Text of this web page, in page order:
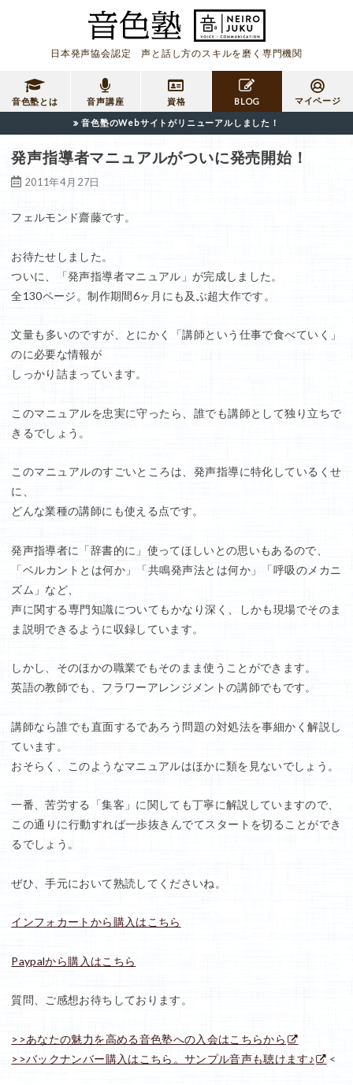
日本発声協会認定 声と話し方のスキルを磨く専門機関
音色塾とは 音声講座 資格 BLOG マイページ
音色塾のWebサイトがリニューアルしました！
発声指導者マニュアルがついに発売開始！
2011年4月27日
フェルモンド齋藤です。
お待たせしました。
ついに、「発声指導者マニュアル」が完成しました。
全130ページ。制作期間6ヶ月にも及ぶ超大作です。
文量も多いのですが、とにかく「講師という仕事で食べていく」
のに必要な情報が
しっかり詰まっています。
このマニュアルを忠実に守ったら、誰でも講師として独り立ちで
きるでしょう。
このマニュアルのすごいところは、発声指導に特化しているくせ
に、
どんな業種の講師にも使える点です。
発声指導者に「辞書的に」使ってほしいとの思いもあるので、
「ベルカントとは何か」「共鳴発声法とは何か」「呼吸のメカニ
ズム」など、
声に関する専門知識についてもかなり深く、しかも現場でそのま
ま説明できるように収録しています。
しかし、そのほかの職業でもそのまま使うことができます。
英語の教師でも、フラワーアレンジメントの講師でもです。
講師なら誰でも直面するであろう問題の対処法を事細かく解説し
ています。
おそらく、このようなマニュアルはほかに類を見ないでしょう。
一番、苦労する「集客」に関しても丁寧に解説していますので、
この通りに行動すれば一歩抜きんでてスタートを切ることができ
るでしょう。
ぜひ、手元において熟読してくださいね。
インフォカートから購入はこちら
Paypalから購入はこちら
質問、ご感想お待ちしております。
>>あなたの魅力を高める音色塾への入会はこちらから
>>バックナンバー購入はこちら。サンプル音声も聴けます♪
<